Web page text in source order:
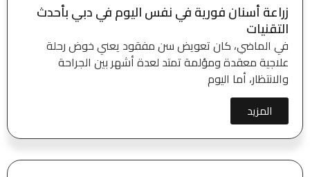
زراعة أسنان فورية في نفس اليوم في دبي بأحدث
التقنيات
في الماضي، كان تعويض سن مفقود يعني خوض رحلة
علاجية معقدة ومؤلمة تمتد لعدة أشهر بين الجراحة
والانتظار، أما اليوم
المزيد